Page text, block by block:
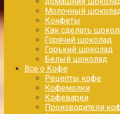
Молочный
Конфеты
Как сделать
Горячий шоколад
Горький шоколад
Белый шоколад
Все о Кофе
Рецепты кофе
Кофемолки
Кофеварки
Производители